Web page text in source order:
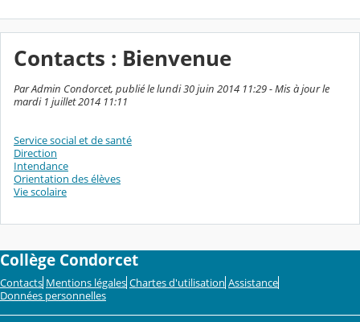
Contacts : Bienvenue
Par Admin Condorcet, publié le lundi 30 juin 2014 11:29 - Mis à jour le
mardi 1 juillet 2014 11:11
Service social et de santé
Direction
Intendance
Orientation des élèves
Vie scolaire
Collège Condorcet
Contacts Mentions légales Chartes d'utilisation Assistance
Données personnelles